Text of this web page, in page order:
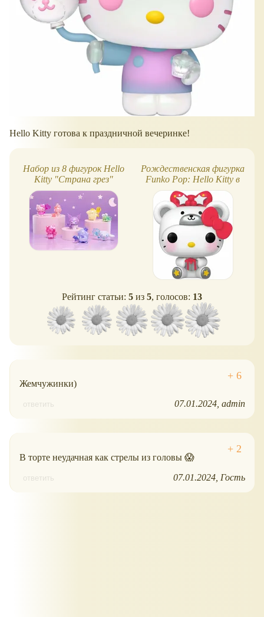
Hello Kitty готова к праздничной вечеринке!
Набор из 8 фигурок Hello
Kitty "Страна грез"
Рождественская фигурка
Funko Pop: Hello Kitty в
костюме белого медведя
Рейтинг статьи: 5 из 5, голосов: 13
Жемчужинки)
ответить 07.01.2024 admin
В торте неудачная как стрелы из головы 😱
ответить 07.01.2024 Гость